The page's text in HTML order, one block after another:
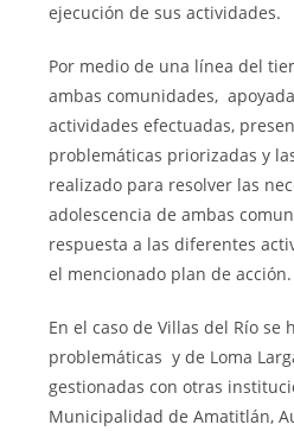
ejecución de sus actividades.
Por medio de una línea del
ambas comunidades,
actividades efectuadas,
problemáticas priorizadas y
realizado para resolver las
adolescencia de ambas
respuesta a las diferentes
el mencionado plan de acción.
En el caso de Villas del Río se
problemáticas y de Loma
gestionadas con otras
Municipalidad de Amatitlán,